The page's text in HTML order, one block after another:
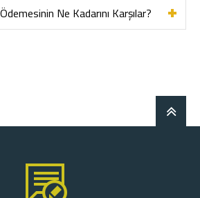
Ne Kadarını Karşılar?